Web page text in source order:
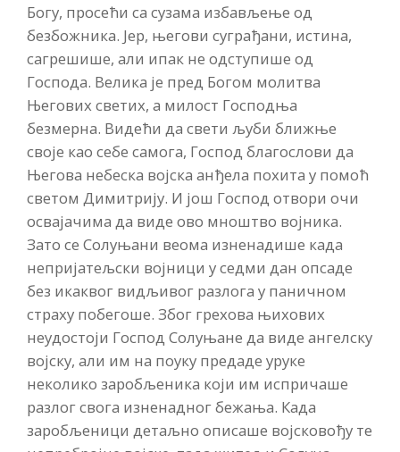
Богу, просећи са сузама избављење од
безбожника. Јер, његови суграђани, истина,
сагрешише, али ипак не одступише од
Господа. Велика је пред Богом молитва
Његових светих, а милост Господња
безмерна. Видећи да свети љуби ближње
своје као себе самога, Господ благослови да
Његова небеска војска анђела похита у помоћ
светом Димитрију. И још Господ отвори очи
освајачима да виде ово мноштво војника.
Зато се Солуњани веома изненадише када
непријатељски војници у седми дан опсаде
без икаквог видљивог разлога у паничном
страху побегоше. Због грехова њихових
неудостоји Господ Солуњане да виде ангелску
војску, али им на поуку предаде уруке
неколико заробљеника који им испричаше
разлог свога изненадног бежања. Када
заробљеници детаљно описаше војсковођу те